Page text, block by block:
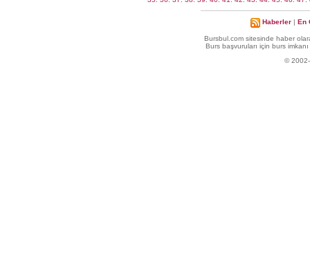
Haberler | En
Bursbul.com sitesinde haber
Burs başvuruları için burs
© 2002-